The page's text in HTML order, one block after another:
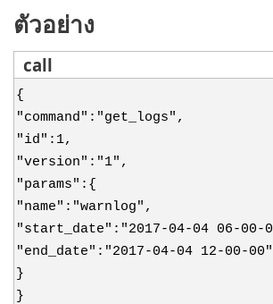
ตัวอย่าง
call
{
"command":"get_logs",
"id":1,
"version":"1",
"params":{
"name":"warnlog",
"start_date":"2017-04-04 06-00-
"end_date":"2017-04-04 12-00-00"
}
}